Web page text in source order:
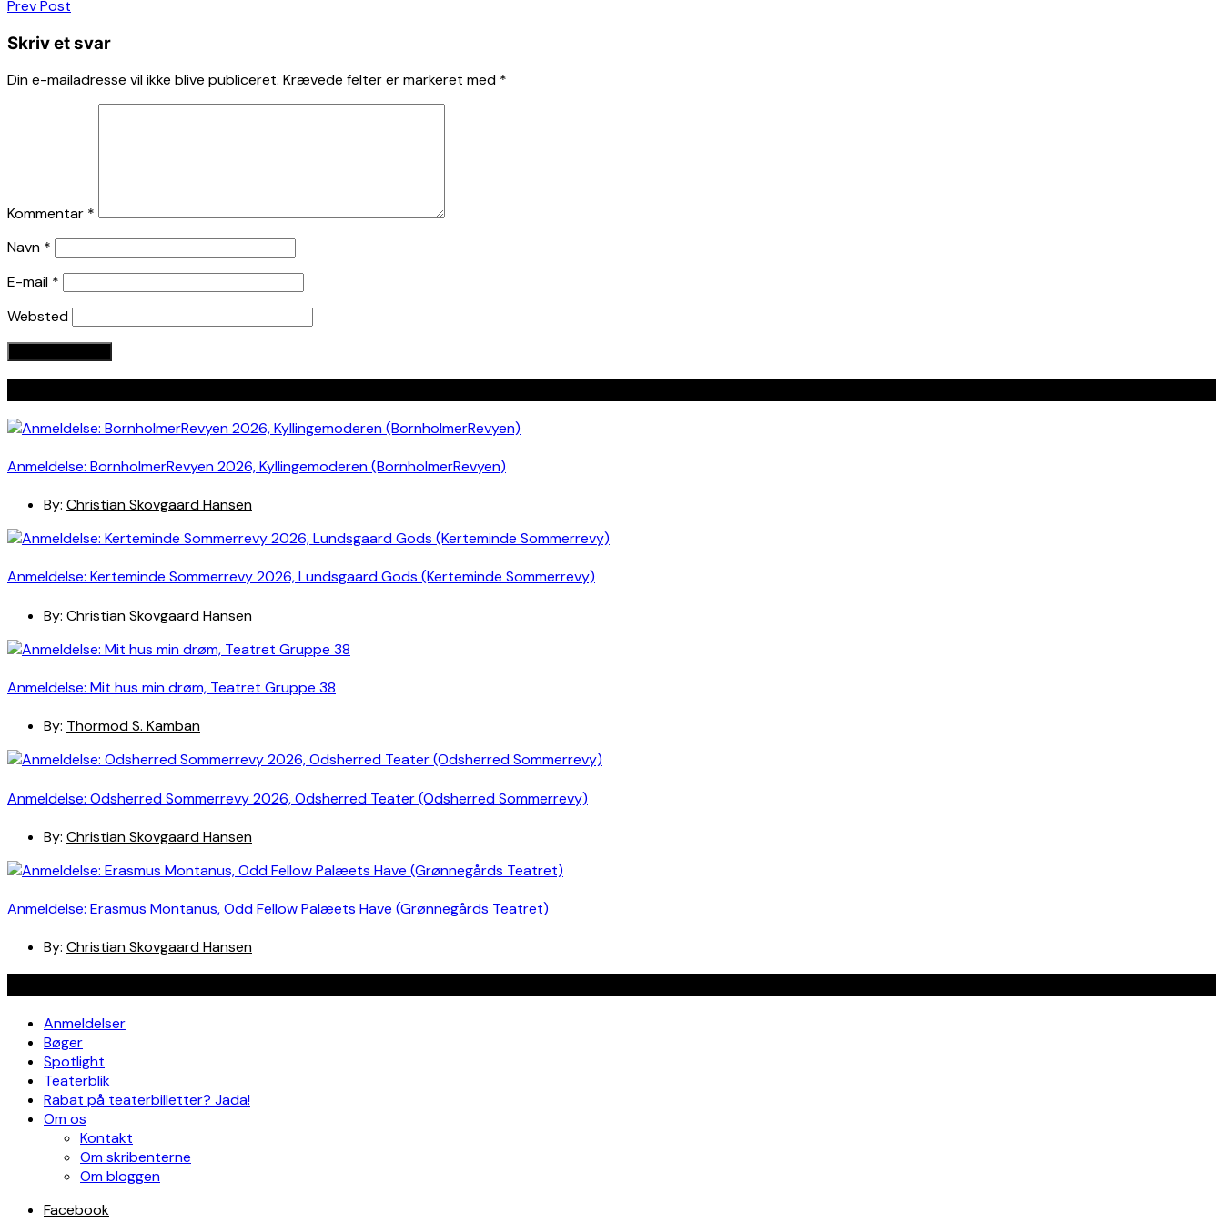
Indlægsnavigation
Prev Post
Skriv et svar
Din e-mailadresse vil ikke blive publiceret. Krævede felter er markeret med *
Kommentar *
Navn *
E-mail *
Websted
Anmeldelse: BornholmerRevyen 2026, Kyllingemoderen (BornholmerRevyen)
By: Christian Skovgaard Hansen
Anmeldelse: Kerteminde Sommerrevy 2026, Lundsgaard Gods (Kerteminde Sommerrevy)
By: Christian Skovgaard Hansen
Anmeldelse: Mit hus min drøm, Teatret Gruppe 38
By: Thormod S. Kamban
Anmeldelse: Odsherred Sommerrevy 2026, Odsherred Teater (Odsherred Sommerrevy)
By: Christian Skovgaard Hansen
Anmeldelse: Erasmus Montanus, Odd Fellow Palæets Have (Grønnegårds Teatret)
By: Christian Skovgaard Hansen
Anmeldelser
Bøger
Spotlight
Teaterblik
Rabat på teaterbilletter? Jada!
Om os
Kontakt
Om skribenterne
Om bloggen
Facebook